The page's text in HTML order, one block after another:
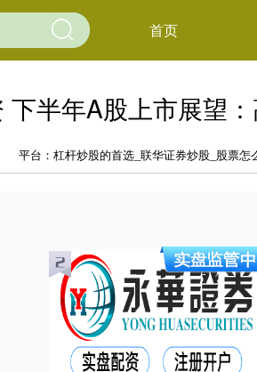
首页
下半年A股上市展望
平台：杠杆炒股的首选_联华证券炒股_股票怎